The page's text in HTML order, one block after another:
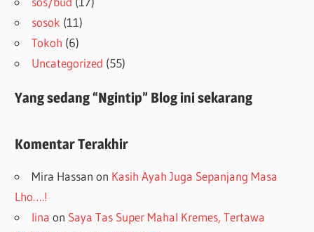
sosok (11)
Tokoh (6)
Uncategorized (55)
Yang sedang “Ngintip” Blog ini sekarang
Komentar Terakhir
Mira Hassan on Kasih Ayah Juga Sepanjang Masa
Lho….!
lina on Saya Tas Super Mahal Kremes, Tertawa